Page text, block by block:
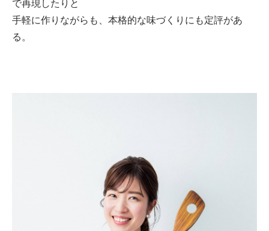
で再現したりと
手軽に作りながらも、本格的な味づくりにも定評があ
る。